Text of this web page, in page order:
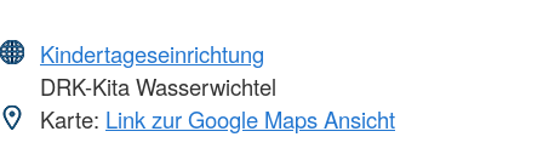
Kindertageseinrichtung
DRK-Kita Wasserwichtel
Karte: Link zur Google Maps Ansicht